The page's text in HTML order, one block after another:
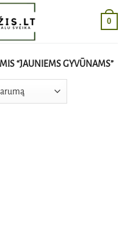
0
“JAUNIEMS GYVŪNAMS”